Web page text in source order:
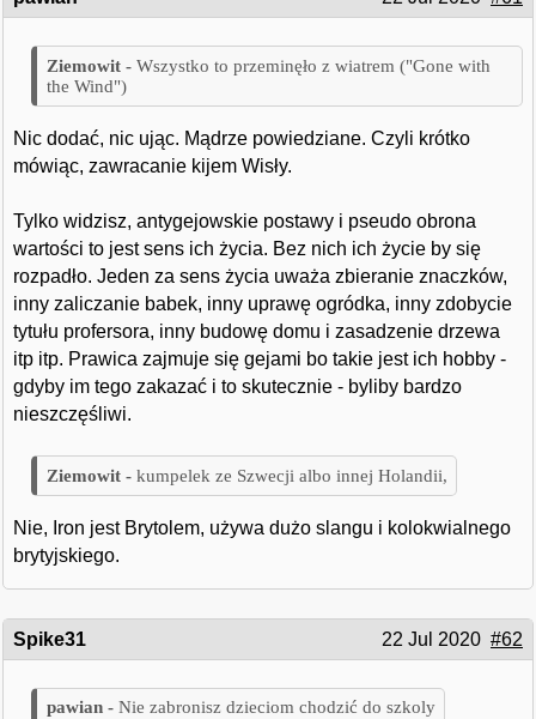
Wszystko to przeminęło z wiatrem ("Gone with
the Wind")
Nic dodać, nic ując. Mądrze powiedziane. Czyli krótko
mówiąc, zawracanie kijem Wisły.
Tylko widzisz, antygejowskie postawy i pseudo obrona
wartości to jest sens ich życia. Bez nich ich życie by się
rozpadło. Jeden za sens życia uważa zbieranie znaczków,
inny zaliczanie babek, inny uprawę ogródka, inny zdobycie
tytułu profersora, inny budowę domu i zasadzenie drzewa
itp itp. Prawica zajmuje się gejami bo takie jest ich hobby -
gdyby im tego zakazać i to skutecznie - byliby bardzo
nieszczęśliwi.
kumpelek ze Szwecji albo innej Holandii,
Nie, Iron jest Brytolem, używa dużo slangu i kolokwialnego
brytyjskiego.
Spike31 22 Jul 2020 #62
Nie zabronisz dzieciom chodzić do szkoly